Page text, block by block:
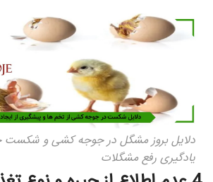
دلایل بروز مشگل در جوجه کشی و شکست
یادگیری رفع مشگلات